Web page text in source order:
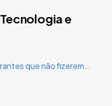
Tecnologia e